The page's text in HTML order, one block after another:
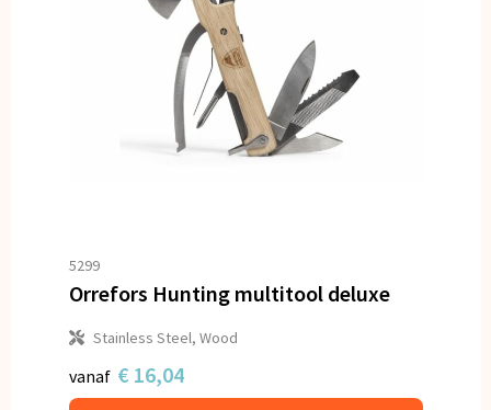
5299
Orrefors Hunting multitool deluxe
Stainless Steel, Wood
vanaf € 16,04